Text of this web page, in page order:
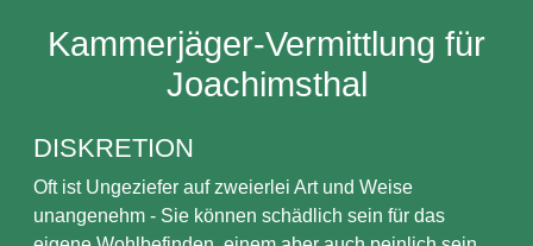
Kammerjäger-Vermittlung für
Joachimsthal
DISKRETION
Oft ist Ungeziefer auf zweierlei Art und Weise
unangenehm - Sie können schädlich sein für das